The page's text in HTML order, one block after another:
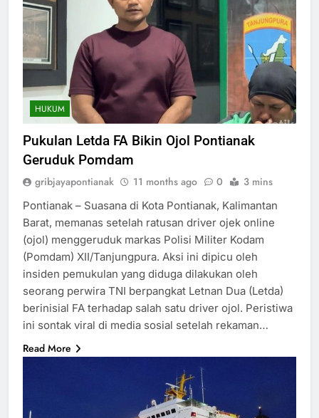
HUKUM
Pukulan Letda FA Bikin Ojol Pontianak
Geruduk Pomdam
gribjayapontianak 11 months ago 0 3 mins
Pontianak – Suasana di Kota Pontianak, Kalimantan
Barat, memanas setelah ratusan driver ojek online
(ojol) menggeruduk markas Polisi Militer Kodam
(Pomdam) XII/Tanjungpura. Aksi ini dipicu oleh
insiden pemukulan yang diduga dilakukan oleh
seorang perwira TNI berpangkat Letnan Dua (Letda)
berinisial FA terhadap salah satu driver ojol. Peristiwa
ini sontak viral di media sosial setelah rekaman…
Read More